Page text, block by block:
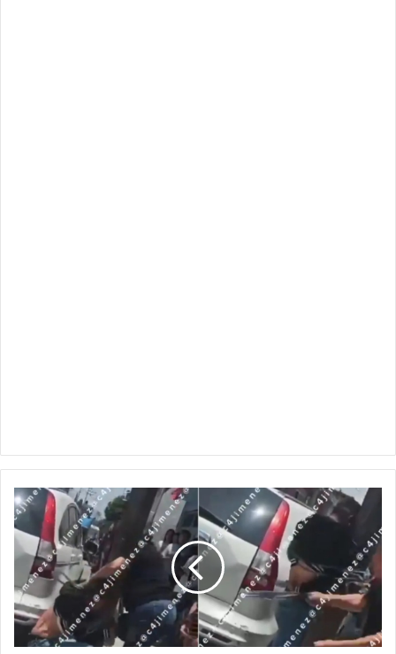
Madre
confronta
a
su
hijo
tras
ser
retenido
por